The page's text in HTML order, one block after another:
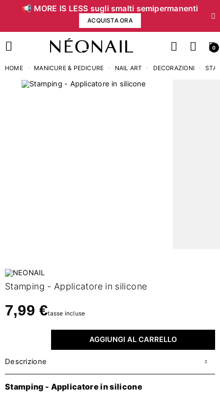
📢 MORE IS LESS sugli smalti semipermanenti
ACQUISTA ORA
0
HOME MANICURE & PEDICURE NAIL ART DECORAZIONI
Stamping - Applicatore in silicone
7,99 €tasse incluse
AGGIUNGI AL CARRELLO
Descrizione
Stamping - Applicatore in silicone